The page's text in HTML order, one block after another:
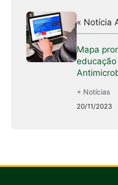
« Notícia
Mapa
+ Notícias
20/11/2023